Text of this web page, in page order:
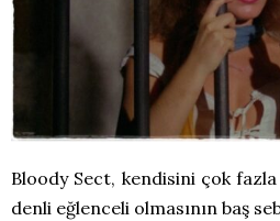
Bloody Sect, kendisini çok
denli eğlenceli olmasının baş